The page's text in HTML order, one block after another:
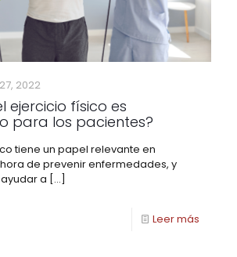
2022
ejercicio físico es
para los pacientes?
tiene un papel relevante en
de prevenir enfermedades, y
a […]
Leer más